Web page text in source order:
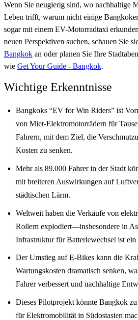
Wenn Sie neugierig sind, wo nachhaltige
Leben trifft, warum nicht einige
sogar mit einem EV-Motorradtaxi
neuen Perspektiven suchen, schauen Sie
Bangkok an oder planen Sie Ihre
wie Get Your Guide - Bangkok.
Wichtige Erkenntnisse
Bangkoks “EV for Win Riders” ist
von Miet-Elektromotorrädern für
Fahrern, mit dem Ziel, die
Kosten zu senken.
Mehr als 89.000 Fahrer in der Stadt
mit breiteren Auswirkungen auf
städtischen Lärm.
Weltweit haben die Verkäufe von
Rollern explodiert—insbesondere in
Infrastruktur für Batteriewechsel ist ein
Der Umstieg auf E-Bikes kann die
Wartungskosten dramatisch senken,
Fahrer verbessert und nachhaltige
Dieses Pilotprojekt könnte Bangkok zu
für Elektromobilität in Südostasien